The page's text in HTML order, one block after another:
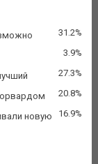
31.2%
3.9%
27.3%
20.8%
новую
16.9%